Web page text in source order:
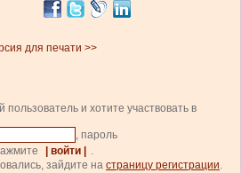
для печати >>
и хотите участвовать в
, пароль
| войти |
.
зайдите на страницу регистрации.